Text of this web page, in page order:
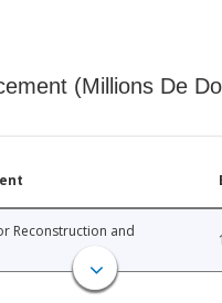
(Millions De
Reconstruction and